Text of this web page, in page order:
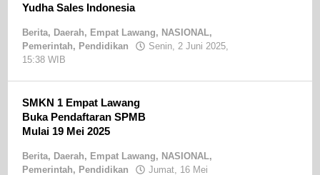
Yudha Sales Indonesia
Berita, Daerah, Empat Lawang, NASIONAL,
Pemerintah, Pendidikan
Senin, 2 Juni 2025,
15:38 WIB
SMKN 1 Empat Lawang
Buka Pendaftaran SPMB
Mulai 19 Mei 2025
Berita, Daerah, Empat Lawang, NASIONAL,
Pemerintah, Pendidikan
Jumat, 16 Mei